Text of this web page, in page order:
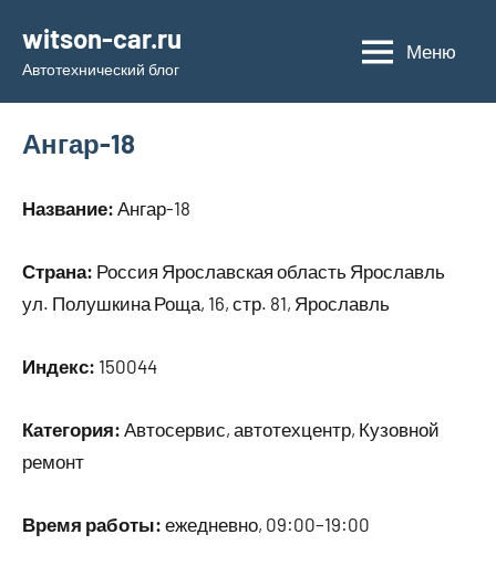
содержимому
witson-car.ru
Автотехнический блог
Меню
Ангар-18
Название: Ангар-18
Страна: Россия Ярославская область Ярославль
ул. Полушкина Роща, 16, стр. 81, Ярославль
Индекс: 150044
Категория: Автосервис, автотехцентр, Кузовной
ремонт
Время работы: ежедневно, 09:00–19:00